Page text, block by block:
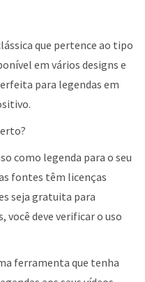
que pertence ao tipo
em vários designs e
para legendas em
como legenda para o seu
fontes têm licenças
seja gratuita para
você deve verificar o uso
ferramenta que tenha